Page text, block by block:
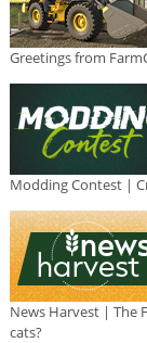
Greetings from
Modding Contest |
News Harvest | The
cats?